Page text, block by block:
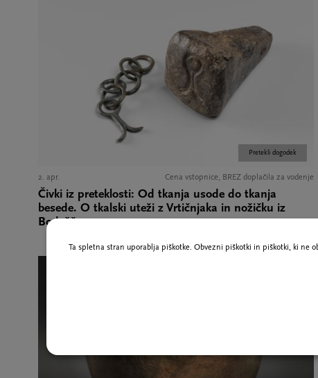
Pretekli dogodek
2. apr. Cena vstopnice, BREZ doplačila za vodenje
Čivki iz preteklosti: Od tkanja usode do tkanja
besede. O tkalski uteži z Vrtičnjaka in nožičku iz
Bodešč.
Ta spletna stran uporablja piškotke. Obvezni piškotki in piškotki, ki ne